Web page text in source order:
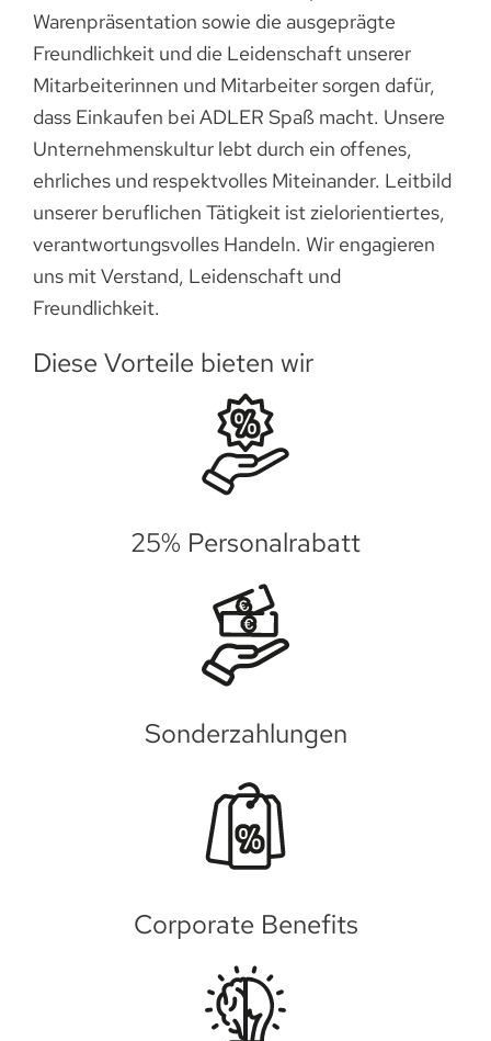
Warenpräsentation sowie die ausgeprägte
Freundlichkeit und die Leidenschaft unserer
Mitarbeiterinnen und Mitarbeiter sorgen dafür,
dass Einkaufen bei ADLER Spaß macht. Unsere
Unternehmenskultur lebt durch ein offenes,
ehrliches und respektvolles Miteinander. Leitbild
unserer beruflichen Tätigkeit ist zielorientiertes,
verantwortungsvolles Handeln. Wir engagieren
uns mit Verstand, Leidenschaft und
Freundlichkeit.
Diese Vorteile bieten wir
25% Personalrabatt
Sonderzahlungen
Corporate Benefits